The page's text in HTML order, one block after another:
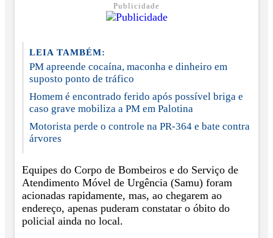
Publicidade
LEIA TAMBÉM:
PM apreende cocaína, maconha e dinheiro em
suposto ponto de tráfico
Homem é encontrado ferido após possível briga e
caso grave mobiliza a PM em Palotina
Motorista perde o controle na PR-364 e bate contra
árvores
Equipes do Corpo de Bombeiros e do Serviço de
Atendimento Móvel de Urgência (Samu) foram
acionadas rapidamente, mas, ao chegarem ao
endereço, apenas puderam constatar o óbito do
policial ainda no local.